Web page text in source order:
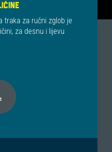
traka za ručni zglob je
za desnu i lijevu